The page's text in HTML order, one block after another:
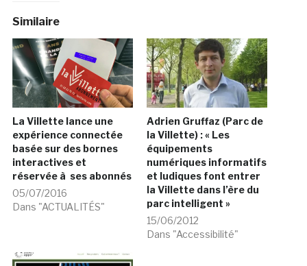
Similaire
La Villette lance une
expérience connectée
basée sur des bornes
interactives et
réservée à ses abonnés
05/07/2016
Dans "ACTUALITÉS"
Adrien Gruffaz (Parc de
la Villette) : « Les
équipements
numériques informatifs
et ludiques font entrer
la Villette dans l’ère du
parc intelligent »
15/06/2012
Dans "Accessibilité"